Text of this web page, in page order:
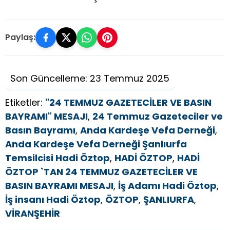
Paylaş:
Son Güncelleme: 23 Temmuz 2025
Etiketler: "24 TEMMUZ GAZETECİLER VE BASIN
BAYRAMI" MESAJI, 24 Temmuz Gazeteciler ve
Basın Bayramı, Anda Kardeşe Vefa Derneği,
Anda Kardeşe Vefa Derneği Şanlıurfa
Temsilcisi Hadi Öztop, HADİ ÖZTOP, HADİ
ÖZTOP `TAN 24 TEMMUZ GAZETECİLER VE
BASIN BAYRAMI MESAJI, İş Adamı Hadi Öztop,
İş insanı Hadi Öztop, ÖZTOP, ŞANLIURFA,
VİRANŞEHİR